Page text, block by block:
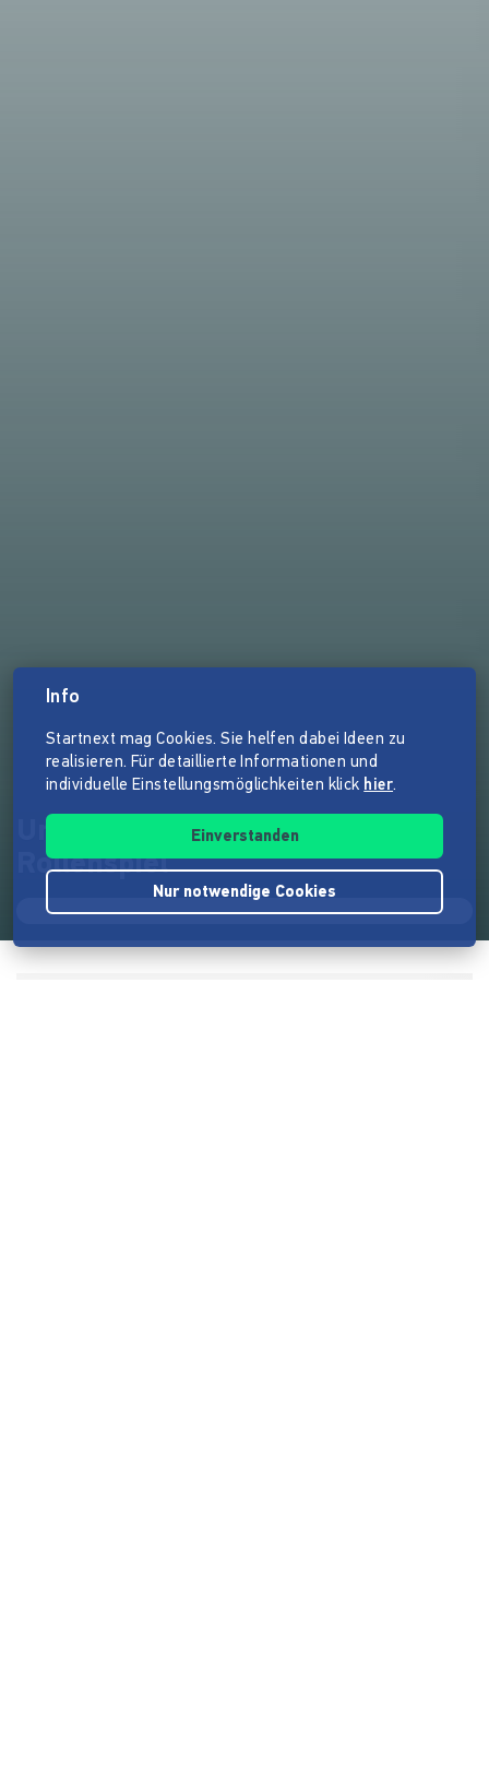
Umläut - Das Heavy Metal
Rollenspiel
Info
Startnext mag Cookies. Sie helfen dabei Ideen zu
realisieren. Für detaillierte Informationen und
individuelle Einstellungsmöglichkeiten klick hier.
Einverstanden
Nur notwendige Cookies